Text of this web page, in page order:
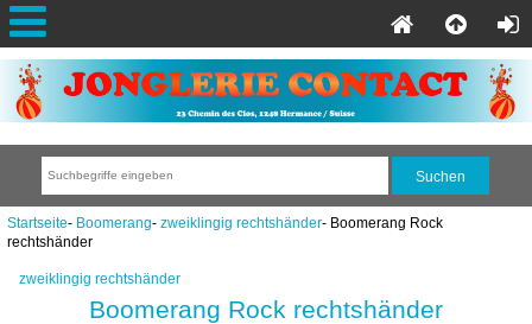
Startseite- Boomerang- zweiklingig rechtshänder- Boomerang Rock
rechtshänder
zweiklingig rechtshänder
Boomerang Rock rechtshänder